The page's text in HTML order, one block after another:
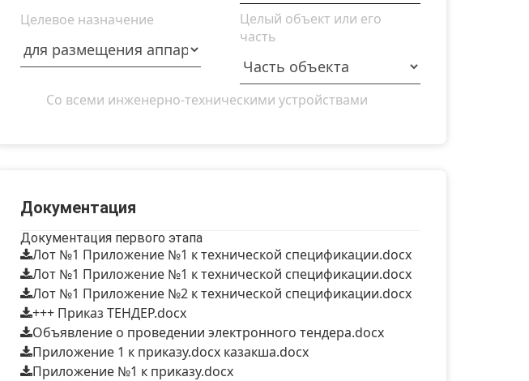
Целевое назначение
Целый объект или его
часть
Со всеми инженерно-техническими устройствами
Документация
Документация первого этапа
Лот №1 Приложение №1 к технической спецификации.docx
Лот №1 Приложение №1 к технической спецификации.docx
Лот №1 Приложение №2 к технической спецификации.docx
+++ Приказ ТЕНДЕР.docx
Объявление о проведении электронного тендера.docx
Приложение 1 к приказу.docx казакша.docx
Приложение №1 к приказу.docx